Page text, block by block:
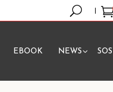
prodotto nel
EBOOK NEWS